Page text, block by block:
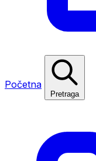
Početna
Pretraga